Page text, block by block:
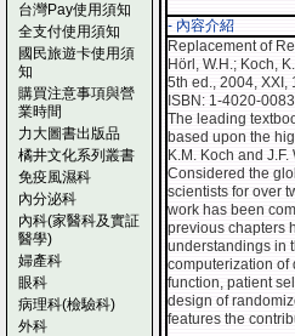
台灣Pay使用須知
全支付使用須知
國民旅遊卡使用須
知
購買注意事項與營
業時間
力大圖書出版品
橘井文化系列叢書
免疫風濕科
內分泌科
內科(家醫科及實証
醫學)
婦產科
眼科
病理科(檢驗科)
外科
- 內容介紹
Replacement of
Hörl, W.H.; Koch,
5th ed., 2004, XXI,
ISBN: 1-4020-
The leading
based upon the
K.M. Koch and J.F.
Considered the
scientists for over
work has been
previous chapters
understandings in
computerization of
function, patient
design of
features the